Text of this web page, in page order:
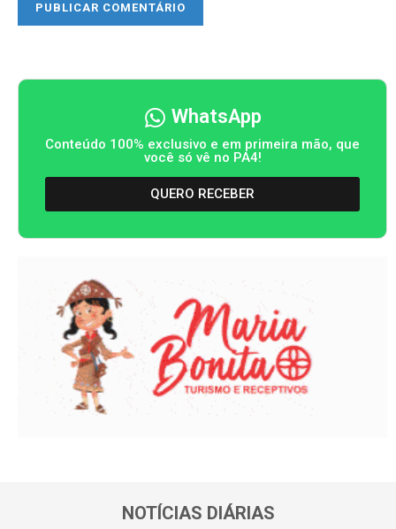
WhatsApp
Conteúdo 100% exclusivo e em primeira mão, que
você só vê no PA4!
QUERO RECEBER
NOTÍCIAS DIÁRIAS